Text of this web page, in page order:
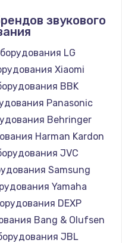
звукового
LG
Xiaomi
BBK
Panasonic
Behringer
Harman Kardon
JVC
Samsung
Yamaha
DEXP
Bang & Olufsen
JBL